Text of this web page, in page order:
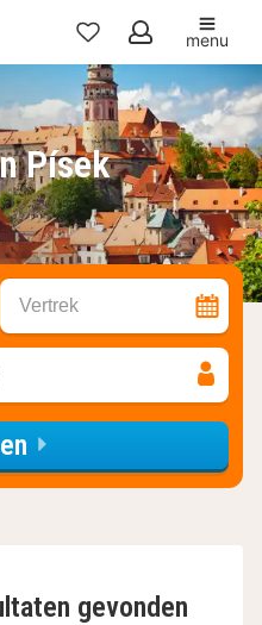
Mijn
favorieten
menu
Písek
Vertrek
gevonden